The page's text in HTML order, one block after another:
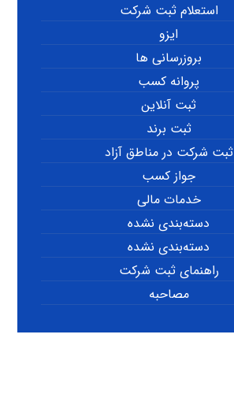
استعلام ثبت شرکت
ایزو
بروزرسانی ها
پروانه کسب
ثبت آنلاین
ثبت برند
ثبت شرکت در مناطق آزاد
جواز کسب
خدمات مالی
دسته‌بندی نشده
دسته‌بندی نشده
راهنمای ثبت شرکت
مصاحبه